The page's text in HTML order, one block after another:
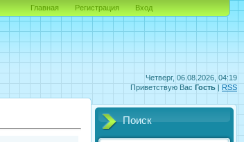
Четверг, 06.08.2026, 04:19
Приветствую Вас Гость | RSS
Главная Регистрация Вход
Поиск